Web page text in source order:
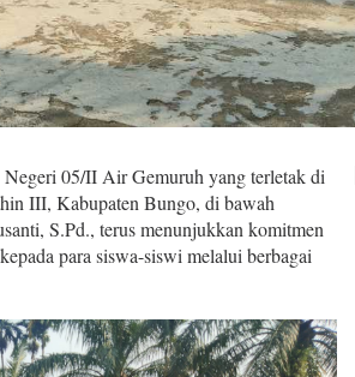
05/II Air Gemuruh yang terletak di
III, Kabupaten Bungo, di bawah
S.Pd., terus menunjukkan komitmen
para siswa-siswi melalui berbagai